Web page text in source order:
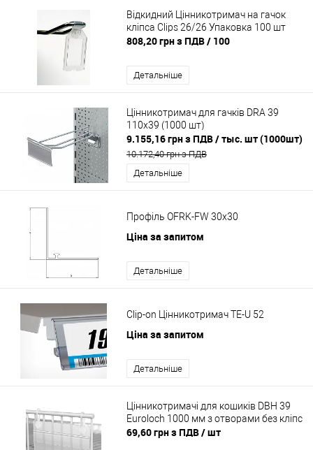
Відкидний Цінникотримач на гачок
кліпса Clips 26/26 Упаковка 100 шт
808,20 грн з ПДВ/ 100
Детальніше
Цінникотримач для гачків DRA 39
110х39 (1000 шт)
9.155,16 грн з ПДВ/ тыс. шт (1000шт)
10.172,40 грн з ПДВ
Детальніше
Профіль OFRK-FW 30x30
Ціна за запитом
Детальніше
Clip-on Цінникотримач TE-U 52
Ціна за запитом
Детальніше
Цінникотримачі для кошиків DBH 39
Euroloch 1000 мм з отворами без кліпс
69,60 грн з ПДВ/ шт